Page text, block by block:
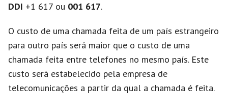
DDI +1 617 ou 001 617.
O custo de uma chamada feita de um país estrangeiro
para outro país será maior que o custo de uma
chamada feita entre telefones no mesmo país. Este
custo será estabelecido pela empresa de
telecomunicações a partir da qual a chamada é feita.